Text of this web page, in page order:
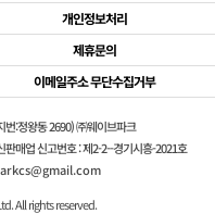
개인정보처리
제휴문의
이메일주소 무단수집거부
번:정왕동 2690) ㈜웨이브파크
판매업 신고번호 : 제2-2--경기시흥-2021호
All rights reserved.